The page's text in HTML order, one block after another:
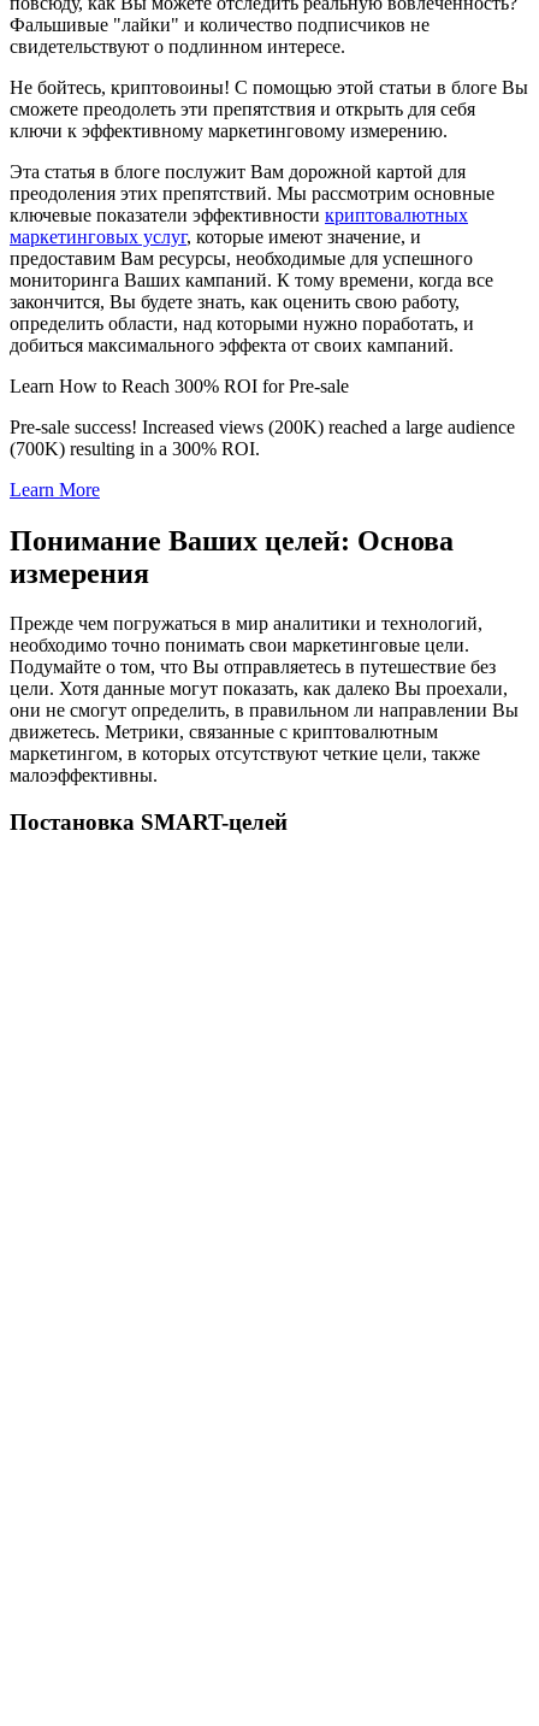
Фальшивые "лайки" и количество подписчиков не
свидетельствуют о подлинном интересе.
Не бойтесь, криптовоины! С помощью этой статьи в блоге Вы
сможете преодолеть эти препятствия и открыть для себя
ключи к эффективному маркетинговому измерению.
Эта статья в блоге послужит Вам дорожной картой для
преодоления этих препятствий. Мы рассмотрим основные
ключевые показатели эффективности криптовалютных
маркетинговых услуг, которые имеют значение, и
предоставим Вам ресурсы, необходимые для успешного
мониторинга Ваших кампаний. К тому времени, когда все
закончится, Вы будете знать, как оценить свою работу,
определить области, над которыми нужно поработать, и
добиться максимального эффекта от своих кампаний.
Learn How to Reach 300% ROI for Pre-sale
Pre-sale success! Increased views (200K) reached a large audience
(700K) resulting in a 300% ROI.
Learn More
Понимание Ваших целей: Основа
измерения
Прежде чем погружаться в мир аналитики и технологий,
необходимо точно понимать свои маркетинговые цели.
Подумайте о том, что Вы отправляетесь в путешествие без
цели. Хотя данные могут показать, как далеко Вы проехали,
они не смогут определить, в правильном ли направлении Вы
движетесь. Метрики, связанные с криптовалютным
маркетингом, в которых отсутствуют четкие цели, также
малоэффективны.
Постановка SMART-целей